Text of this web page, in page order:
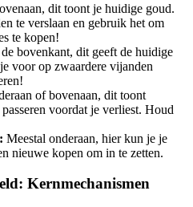
dit toont je huidige goud.
te verslaan en gebruik het om
te kopen!
bovenkant, dit geeft de huidige
voor op zwaardere vijanden
of bovenaan, dit toont
voordat je verliest. Houd
Meestal onderaan, hier kun je je
nieuwe kopen om in te zetten.
Kernmechanismen